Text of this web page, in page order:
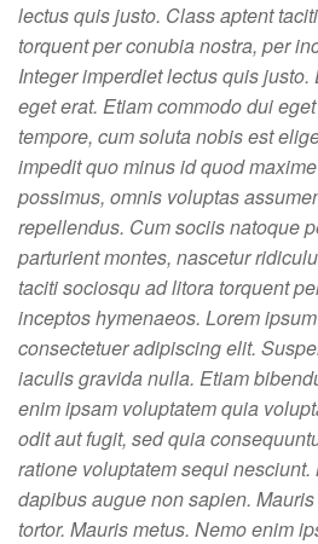
lectus quis justo. Class aptent
torquent per conubia nostra, per
Integer imperdiet lectus quis
eget erat. Etiam commodo dui
tempore, cum soluta nobis est
impedit quo minus id quod
possimus, omnis voluptas
repellendus. Cum sociis natoque
parturient montes, nascetur
taciti sociosqu ad litora torquent
inceptos hymenaeos. Lorem
consectetuer adipiscing elit.
iaculis gravida nulla. Etiam
enim ipsam voluptatem quia
odit aut fugit, sed quia
ratione voluptatem sequi
dapibus augue non sapien.
tortor. Mauris metus. Nemo enim